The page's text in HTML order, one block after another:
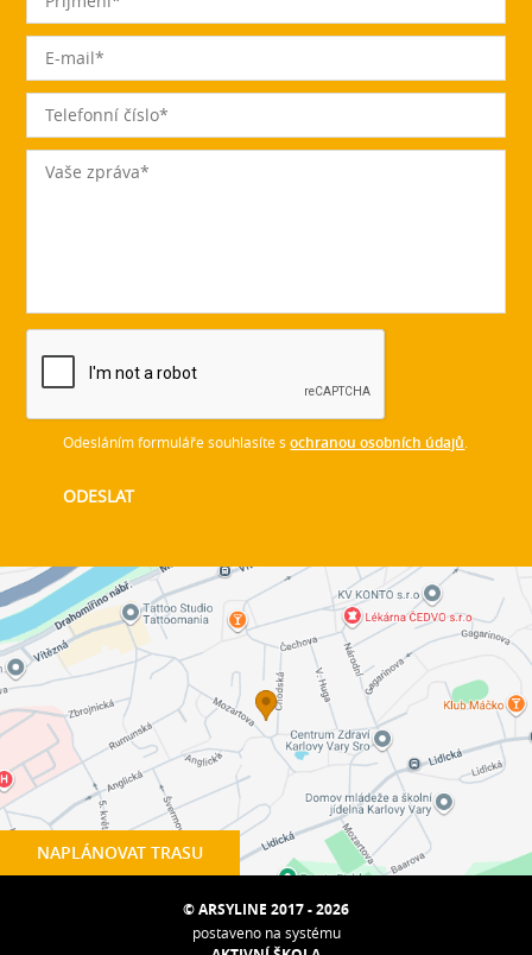
NAPLÁNOVAT TRASU
Odesláním formuláře souhlasíte sochranou osobních údajů.
© ARSYLINE 2017 - 2026
postaveno na systému